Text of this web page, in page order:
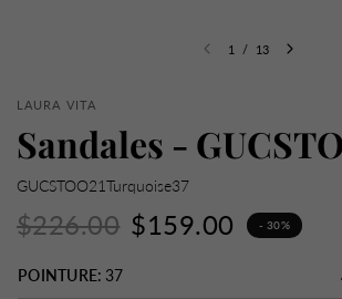
1 / 13
LAURA VITA
Sandales -
GUCSTOO21Turquoise37
$226.00 $159.00 - 30%
POINTURE: 37